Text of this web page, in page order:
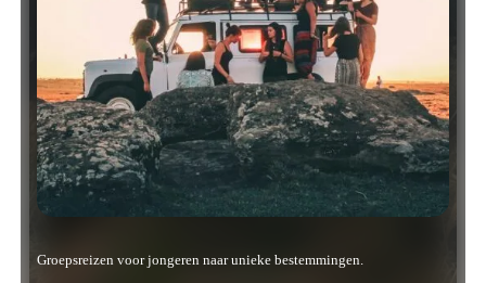
Groepsreizen voor jongeren naar unieke bestemmingen.